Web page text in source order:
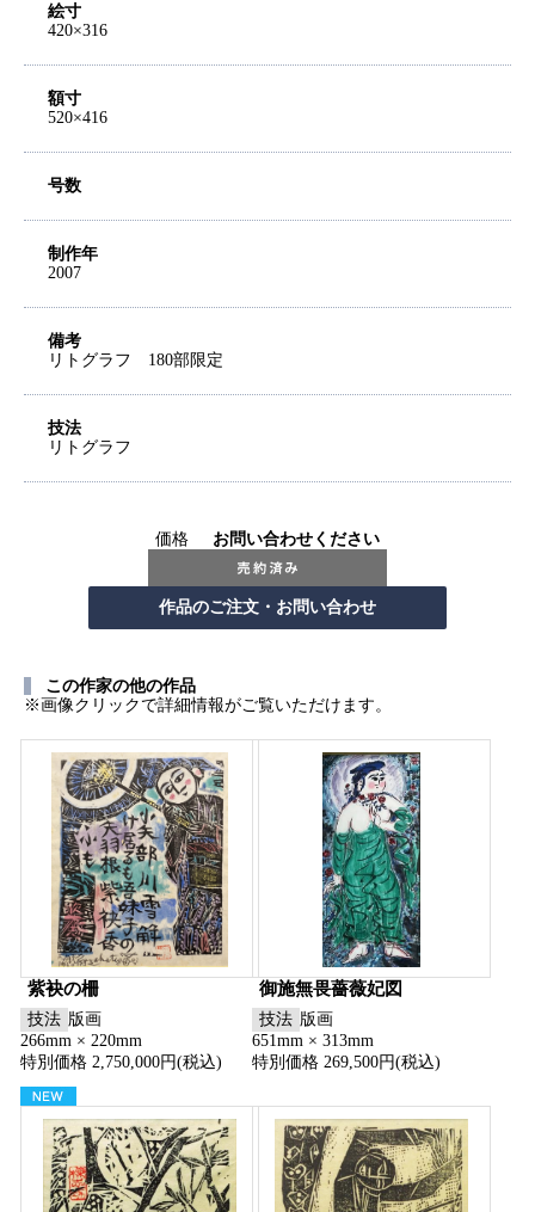
絵寸
420×316
額寸
520×416
号数
制作年
2007
備考
リトグラフ 180部限定
技法
リトグラフ
価格 お問い合わせください
この作家の他の作品
※画像クリックで詳細情報がご覧いただけます。
紫袂の柵
技法 版画
266mm × 220mm
特別価格 2,750,000円(税込)
御施無畏薔薇妃図
技法 版画
651mm × 313mm
特別価格 269,500円(税込)